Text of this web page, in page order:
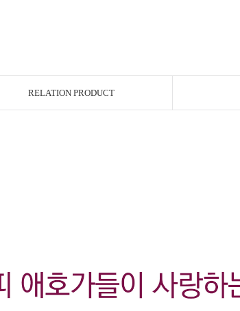
RELATION PRODUCT